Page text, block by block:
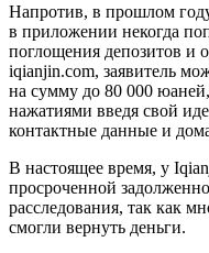
Напротив, в прошлом
в приложении некогда
поглощения депозитов и
iqianjin.com, заявитель
на сумму до 80 000
нажатиями введя свой
контактные данные и
В настоящее время, у
просроченной
расследования, так как
смогли вернуть деньги.